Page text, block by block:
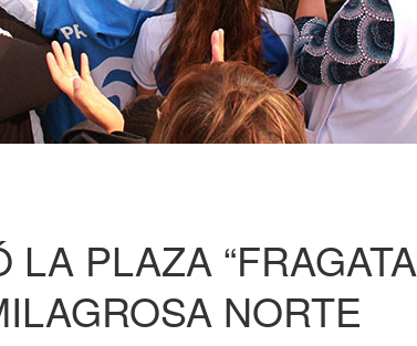
LA PLAZA “FRAGATA
NORTE